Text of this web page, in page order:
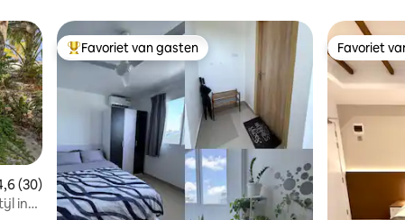
beoordeling van 4,6 uit 5, 30 recensies
(30)
in
Topfavoriet van gasten
Favoriet van gasten Favoriet
Favoriet